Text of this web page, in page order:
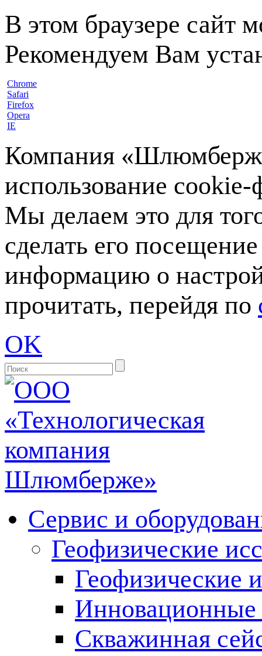
В этом браузере сайт
Рекомендуем Вам
Chrome
Safari
Firefox
Opera
IE
Компания
использование
Мы делаем это для
сделать его
информацию о
прочитать, перейдя по
OK
Сервис и
Геофизические
Геофизические
Инновационные
Скважинная